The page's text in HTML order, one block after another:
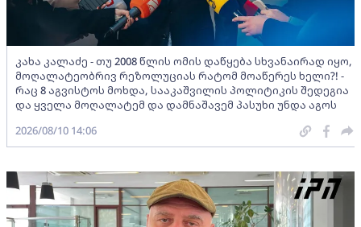
კახა კალაძე - თუ 2008 წლის ომის დაწყება სხვანაირად იყო,
მოღალატეობრივ რეზოლუციას რატომ მოაწერეს ხელი?! -
რაც 8 აგვისტოს მოხდა, სააკაშვილის პოლიტიკის შედეგია
და ყველა მოღალატემ და დამნაშავემ პასუხი უნდა აგოს
2026/08/10 14:06